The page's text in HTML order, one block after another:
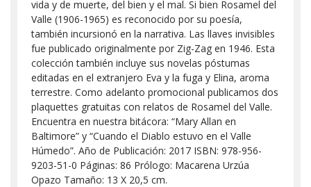
vida y de muerte, del bien y el mal. Si bien Rosamel del
Valle (1906-1965) es reconocido por su poesía,
también incursionó en la narrativa. Las llaves invisibles
fue publicado originalmente por Zig-Zag en 1946. Esta
colección también incluye sus novelas póstumas
editadas en el extranjero Eva y la fuga y Elina, aroma
terrestre. Como adelanto promocional publicamos dos
plaquettes gratuitas con relatos de Rosamel del Valle.
Encuentra en nuestra bitácora: “Mary Allan en
Baltimore” y “Cuando el Diablo estuvo en el Valle
Húmedo”. Año de Publicación: 2017 ISBN: 978-956-
9203-51-0 Páginas: 86 Prólogo: Macarena Urzúa
Opazo Tamaño: 13 X 20,5 cm.